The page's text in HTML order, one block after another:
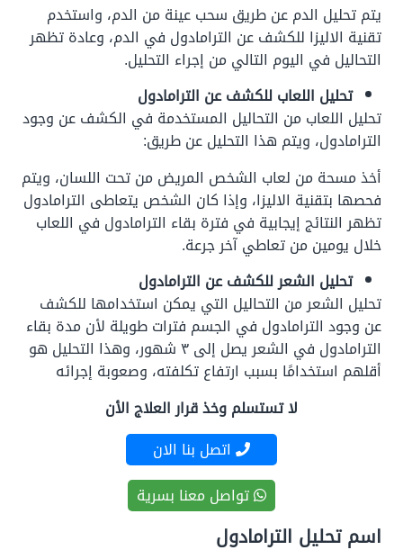
يتم تحليل الدم عن طريق سحب عينة من الدم، واستخدم
تقنية الاليزا للكشف عن الترامادول في الدم، وعادة تظهر
التحاليل في اليوم التالي من إجراء التحليل.
تحليل اللعاب للكشف عن الترامادول
تحليل اللعاب من التحاليل المستخدمة في الكشف عن وجود
الترامادول، ويتم هذا التحليل عن طريق:
أخذ مسحة من لعاب الشخص المريض من تحت اللسان، ويتم
فحصها بتقنية الاليزا، وإذا كان الشخص يتعاطى الترامادول
تظهر النتائج إيجابية في فترة بقاء الترامادول في اللعاب
خلال يومين من تعاطي آخر جرعة.
تحليل الشعر للكشف عن الترامادول
تحليل الشعر من التحاليل التي يمكن استخدامها للكشف
عن وجود الترامادول في الجسم فترات طويلة لأن مدة بقاء
الترامادول في الشعر يصل إلى ٣ شهور، وهذا التحليل هو
أقلهم استخدامًا بسبب ارتفاع تكلفته، وصعوبة إجرائه
لا تستسلم وخذ قرار العلاج الأن
اتصل بنا الان
تواصل معنا بسرية
اسم تحليل الترامادول